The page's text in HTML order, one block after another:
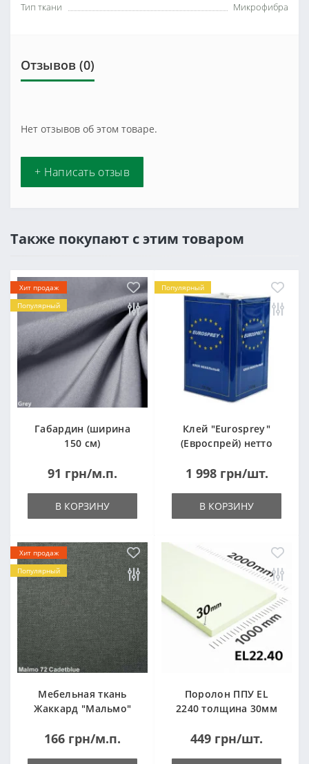
Тип ткани
Микрофибра
Отзывов (0)
Нет отзывов об этом товаре.
+ Написать отзыв
Также покупают с этим товаром
Хит продаж
Популярный
Габардин (ширина
150 см)
91 грн/м.п.
В КОРЗИНУ
Популярный
Клей "Eurosprey"
(Евроспрей) нетто
1 998 грн/шт.
В КОРЗИНУ
Хит продаж
Популярный
Мебельная ткань
Жаккард "Мальмо"
166 грн/м.п.
Поролон ППУ EL
2240 толщина 30мм
(1000x2000мм)
449 грн/шт.